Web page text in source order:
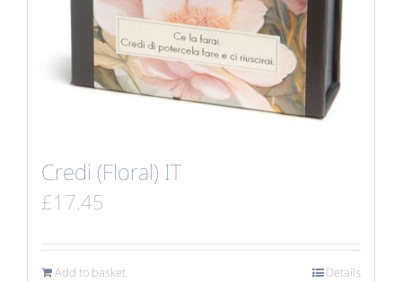
Credi (Floral) IT
£17.45
Add to basket Details